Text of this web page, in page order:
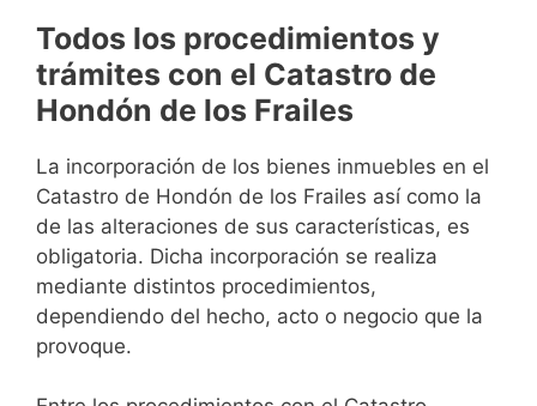
Todos los procedimientos y
trámites con el Catastro de
Hondón de los Frailes
La incorporación de los bienes inmuebles en el
Catastro de Hondón de los Frailes así como la
de las alteraciones de sus características, es
obligatoria. Dicha incorporación se realiza
mediante distintos procedimientos,
dependiendo del hecho, acto o negocio que la
provoque.